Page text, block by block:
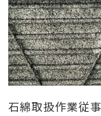
石綿取扱作業従事